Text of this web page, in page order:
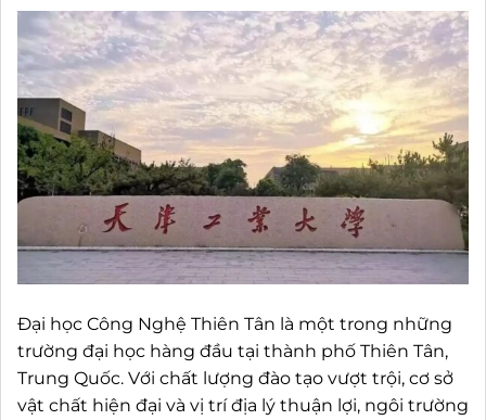
Đại học Công Nghệ Thiên Tân là một trong những
trường đại học hàng đầu tại thành phố Thiên Tân,
Trung Quốc. Với chất lượng đào tạo vượt trội, cơ sở
vật chất hiện đại và vị trí địa lý thuận lợi, ngôi trường